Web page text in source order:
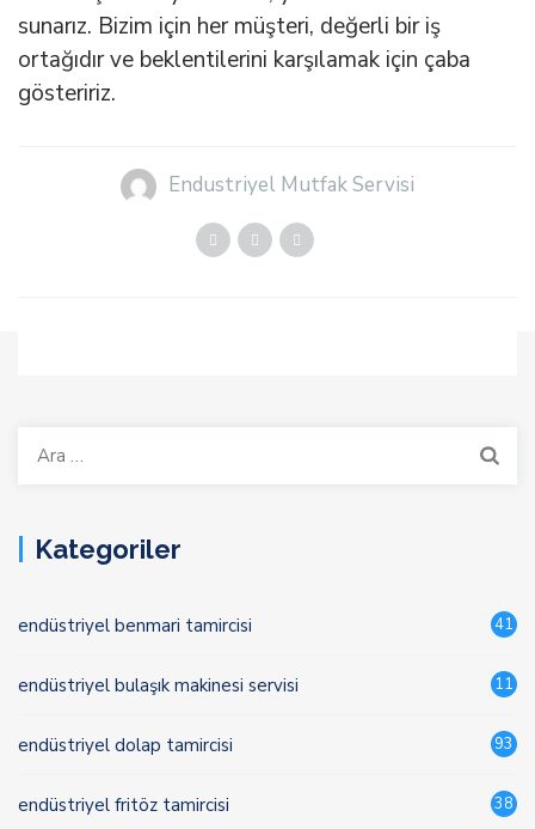
sunarız. Bizim için her müşteri, değerli bir iş
ortağıdır ve beklentilerini karşılamak için çaba
gösteririz.
Endustriyel Mutfak Servisi
Arama:
Kategoriler
endüstriyel benmari tamircisi 41
endüstriyel bulaşık makinesi servisi 11
endüstriyel dolap tamircisi 93
endüstriyel fritöz tamircisi 38